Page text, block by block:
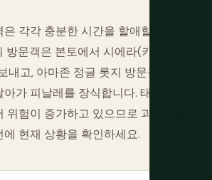
각각 충분한 시간을 할애할 가치가
방문객은 본토에서 시에라(키토와 고
내고, 아마존 정글 롯지 방문을 추가한
가 피날레를 장식합니다. 태평양 연
위험이 증가하고 있으므로 과야킬을
현재 상황을 확인하세요.